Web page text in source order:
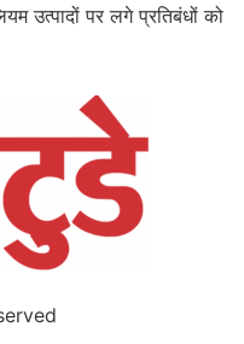
उत्पादों पर लगे प्रतिबंधों को